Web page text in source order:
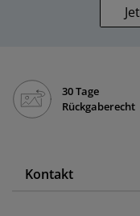
30 Tage
Rückgaberecht
Kontakt